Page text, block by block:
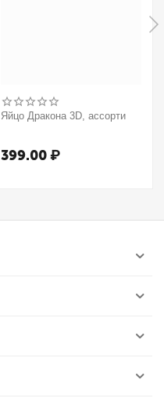
Яйцо Дракона 3D, ассорти
399.00₽